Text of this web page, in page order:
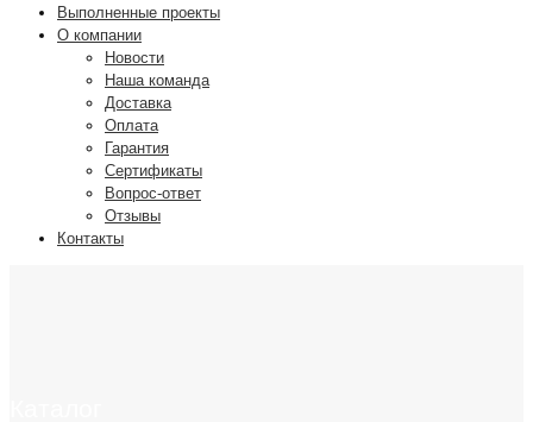
Выполненные проекты
О компании
Новости
Наша команда
Доставка
Оплата
Гарантия
Сертификаты
Вопрос-ответ
Отзывы
Контакты